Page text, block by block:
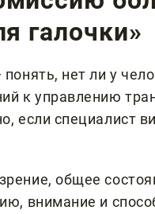
галочки»
нет ли у
к управлению
если специалист
общее
внимание и